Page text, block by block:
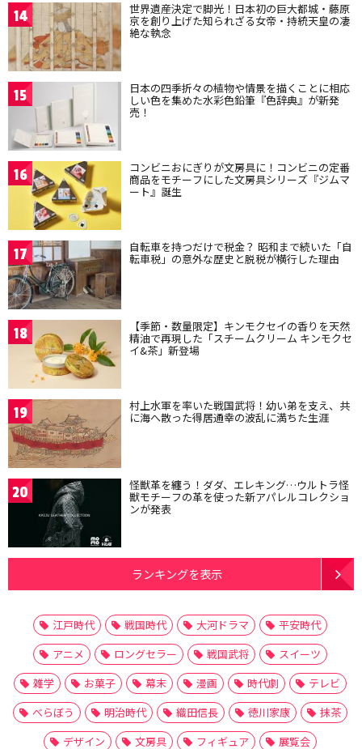
14 世界遺産決定で脚光！日本初の巨大都城・藤原
京を創り上げた知られざる女帝・持統天皇の凄
絶な執念
15 日本の四季折々の植物や情景を描くことに相応
しい色を集めた水彩色鉛筆『色辞典』が新発
売！
16 コンビニおにぎりが文房具に！コンビニの定番
商品をモチーフにした文房具シリーズ『ジムマ
ート』誕生
17 自転車を持つだけで税金？ 昭和まで続いた「自
転車税」の意外な歴史と脱税が横行した理由
18 【季節・数量限定】キンモクセイの香りを天然
精油で再現した「スチームクリーム キンモクセ
イ&茶」新登場
19 村上水軍を率いた戦国武将！幼い弟を支え、共
に海へ散った得居通幸の波乱に満ちた生涯
20 怪獣革を纏う！ダダ、エレキング…ウルトラ怪
獣モチーフの革を使った新アパレルコレクショ
ンが発表
ランキングを表示
江戸時代 戦国時代 大河ドラマ
平安時代
アニメ
ロングセラー 戦国武将
スイーツ
雑学
お菓子 幕末 漫画 時代劇
テレビ
べらぼう
明治時代 織田信長 徳川家康
抹茶
デザイン
文房具 フィギュア
展覧会